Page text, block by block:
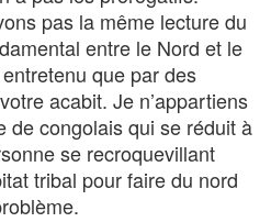
pas la même lecture du
entre le Nord et le
entretenu que par des
acabit. Je n’appartiens
de congolais qui se réduit à
se recroquevillant
tribal pour faire du nord